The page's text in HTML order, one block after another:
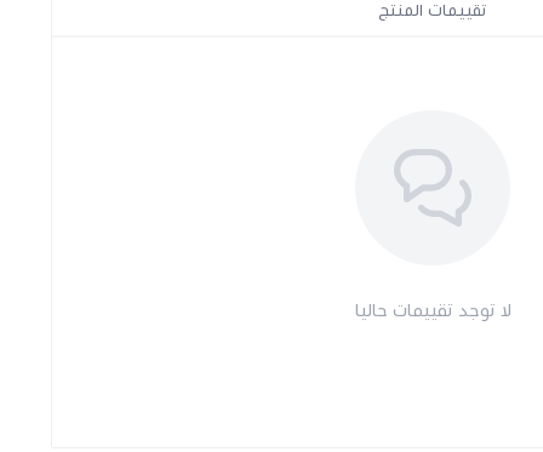
تقييمات المنتج
لا توجد تقييمات حاليا